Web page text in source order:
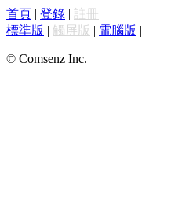
首頁 | 登錄 | 註冊
標準版 | 觸屏版 | 電腦版 |
© Comsenz Inc.